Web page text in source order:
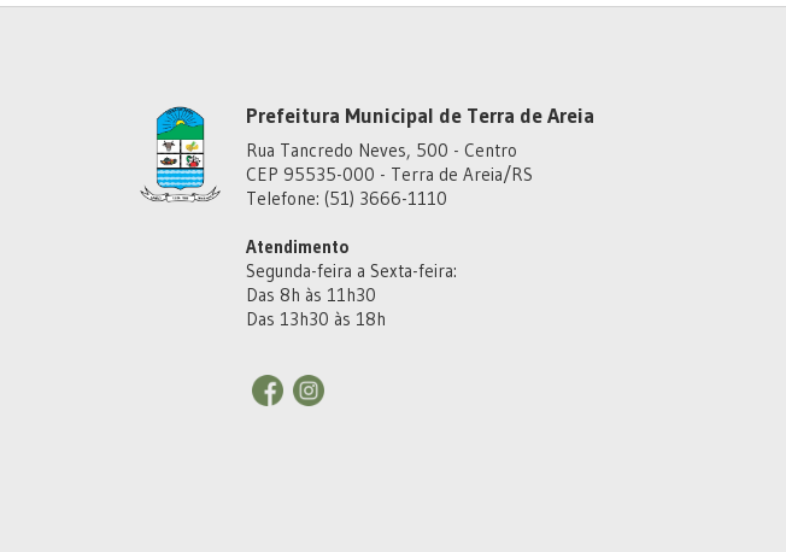
Prefeitura Municipal de Terra de Areia
Rua Tancredo Neves, 500 - Centro
CEP 95535-000 - Terra de Areia/RS
Telefone: (51) 3666-1110
Atendimento
Segunda-feira a Sexta-feira:
Das 8h às 11h30
Das 13h30 às 18h